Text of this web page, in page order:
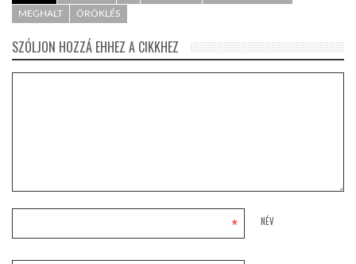
MEGHALT
ÖRÖKLÉS
SZÓLJON HOZZÁ EHHEZ A CIKKHEZ
NÉV
*